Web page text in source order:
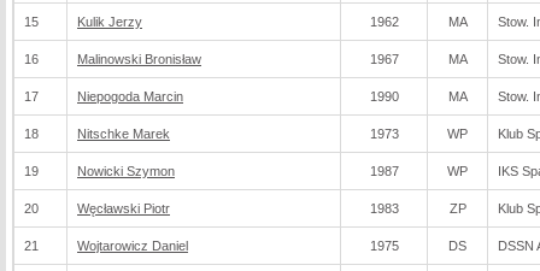
15 Kulik Jerzy 1962 MA Stow.
16 Malinowski Bronisław 1967 MA Stow.
17 Niepogoda Marcin 1990 MA Stow.
18 Nitschke Marek 1973 WP Klub
19 Nowicki Szymon 1987 WP IKS
20 Węcławski Piotr 1983 ZP Klub
21 Wojtarowicz Daniel 1975 DS DSSN